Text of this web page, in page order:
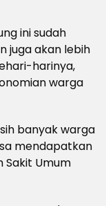
ini sudah
juga akan lebih
harinya,
warga
banyak warga
mendapatkan
Sakit Umum